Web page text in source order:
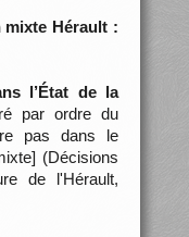
mixte Hérault :
l’État de la
par ordre du
pas dans le
(Décisions
de l'Hérault,